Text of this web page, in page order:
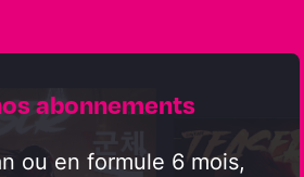
abonnements
ou en formule 6 mois,